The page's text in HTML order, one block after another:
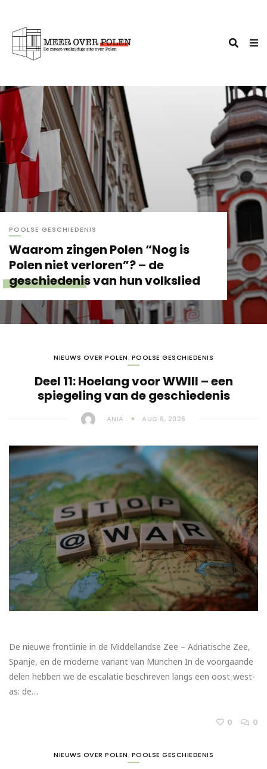
NIEUWS OVER POLEN ,POOLSE GESCHIEDENIS
Hoelang voor WWIII?
NIEUWS OVER POLEN, POOLSE GESCHIEDENIS
Deel 11: Hoelang voor WWIII – een
spiegeling van de geschiedenis
ANIA AUG 6, 2026
De nieuwe frontlinie in de Middellandse Zee – Adriatische Zee,
Spanje, en de moderne variant van München In de voorgaande
delen hebben we de escalatie beschreven langs een oost-west-
as: de…
0 0
NIEUWS OVER POLEN, POOLSE GESCHIEDENIS